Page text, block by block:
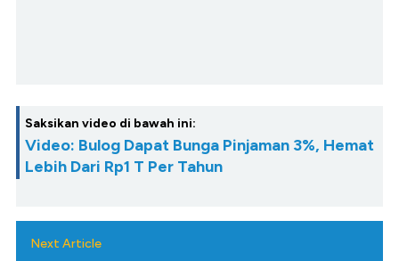
Saksikan video di bawah ini:
Video: Bulog Dapat Bunga Pinjaman 3%, Hemat
Lebih Dari Rp1 T Per Tahun
Next Article